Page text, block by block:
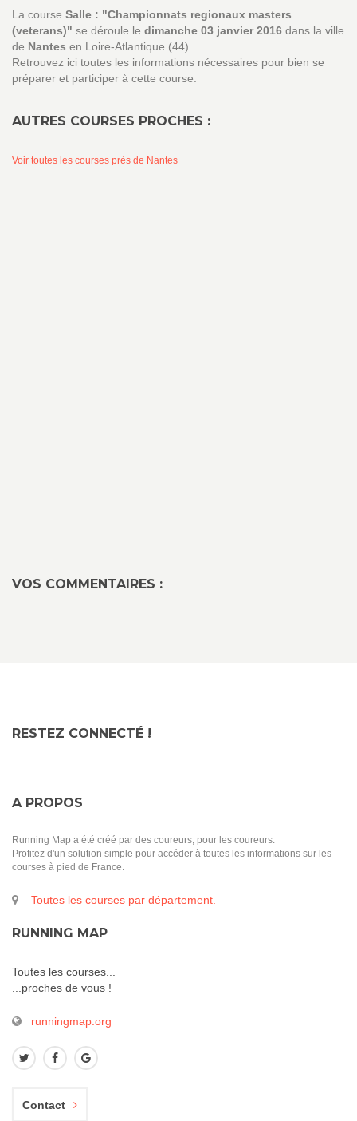
La course Salle : "Championnats regionaux masters
(veterans)" se déroule le dimanche 03 janvier 2016 dans la ville
de Nantes en Loire-Atlantique (44).
Retrouvez ici toutes les informations nécessaires pour bien se
préparer et participer à cette course.
AUTRES COURSES PROCHES :
Voir toutes les courses près de Nantes
VOS COMMENTAIRES :
RESTEZ CONNECTÉ !
A PROPOS
Running Map a été créé par des coureurs, pour les coureurs.
Profitez d'un solution simple pour accéder à toutes les informations sur les
courses à pied de France.
Toutes les courses par département.
RUNNING MAP
Toutes les courses...
...proches de vous !
runningmap.org
Contact